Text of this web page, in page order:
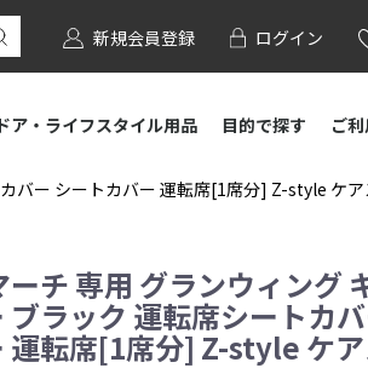
新規会員登録 ログイン
ア・ライフスタイル用品 目的で探す ご
バー シートカバー 運転席[1席分] Z-style ケ
ーチ 専用 グランウィング
ブラック 運転席シートカ
運転席[1席分] Z-style ケ